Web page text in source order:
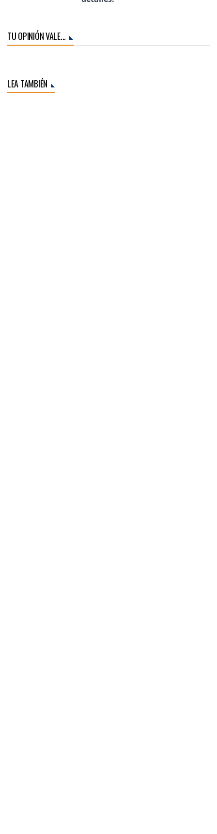
TU OPINIÓN VALE...
LEA TAMBIÉN